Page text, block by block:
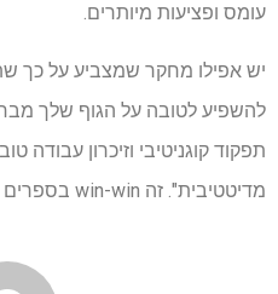
עומס ופציעות מיותרים.
יש אפילו מחקר שמצביע על כך
להשפיע לטובה על הגוף שלך
תפקוד קוגניטיבי וזיכרון עבודה
מדיטטיבית". זה win-win בספרים שלי.